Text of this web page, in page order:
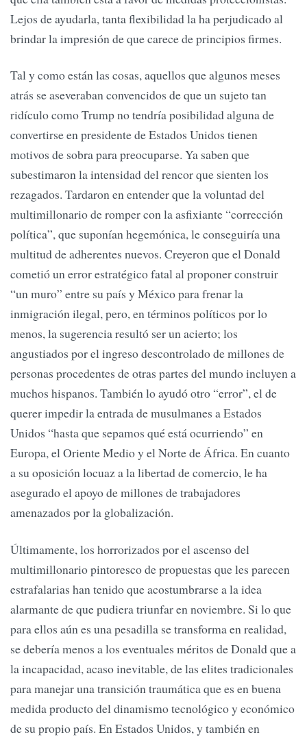
Lejos de ayudarla, tanta flexibilidad la ha perjudicado al
brindar la impresión de que carece de principios firmes.
Tal y como están las cosas, aquellos que algunos meses
atrás se aseveraban convencidos de que un sujeto tan
ridículo como Trump no tendría posibilidad alguna de
convertirse en presidente de Estados Unidos tienen
motivos de sobra para preocuparse. Ya saben que
subestimaron la intensidad del rencor que sienten los
rezagados. Tardaron en entender que la voluntad del
multimillonario de romper con la asfixiante “corrección
política”, que suponían hegemónica, le conseguiría una
multitud de adherentes nuevos. Creyeron que el Donald
cometió un error estratégico fatal al proponer construir
“un muro” entre su país y México para frenar la
inmigración ilegal, pero, en términos políticos por lo
menos, la sugerencia resultó ser un acierto; los
angustiados por el ingreso descontrolado de millones de
personas procedentes de otras partes del mundo incluyen a
muchos hispanos. También lo ayudó otro “error”, el de
querer impedir la entrada de musulmanes a Estados
Unidos “hasta que sepamos qué está ocurriendo” en
Europa, el Oriente Medio y el Norte de África. En cuanto
a su oposición locuaz a la libertad de comercio, le ha
asegurado el apoyo de millones de trabajadores
amenazados por la globalización.
Últimamente, los horrorizados por el ascenso del
multimillonario pintoresco de propuestas que les parecen
estrafalarias han tenido que acostumbrarse a la idea
alarmante de que pudiera triunfar en noviembre. Si lo que
para ellos aún es una pesadilla se transforma en realidad,
se debería menos a los eventuales méritos de Donald que a
la incapacidad, acaso inevitable, de las elites tradicionales
para manejar una transición traumática que es en buena
medida producto del dinamismo tecnológico y económico
de su propio país. En Estados Unidos, y también en